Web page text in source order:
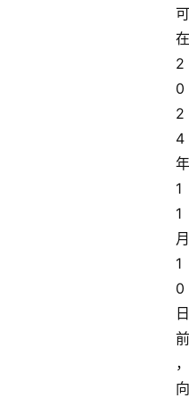
可
在
2
0
2
4
年
1
1
月
1
0
日
前
，
向